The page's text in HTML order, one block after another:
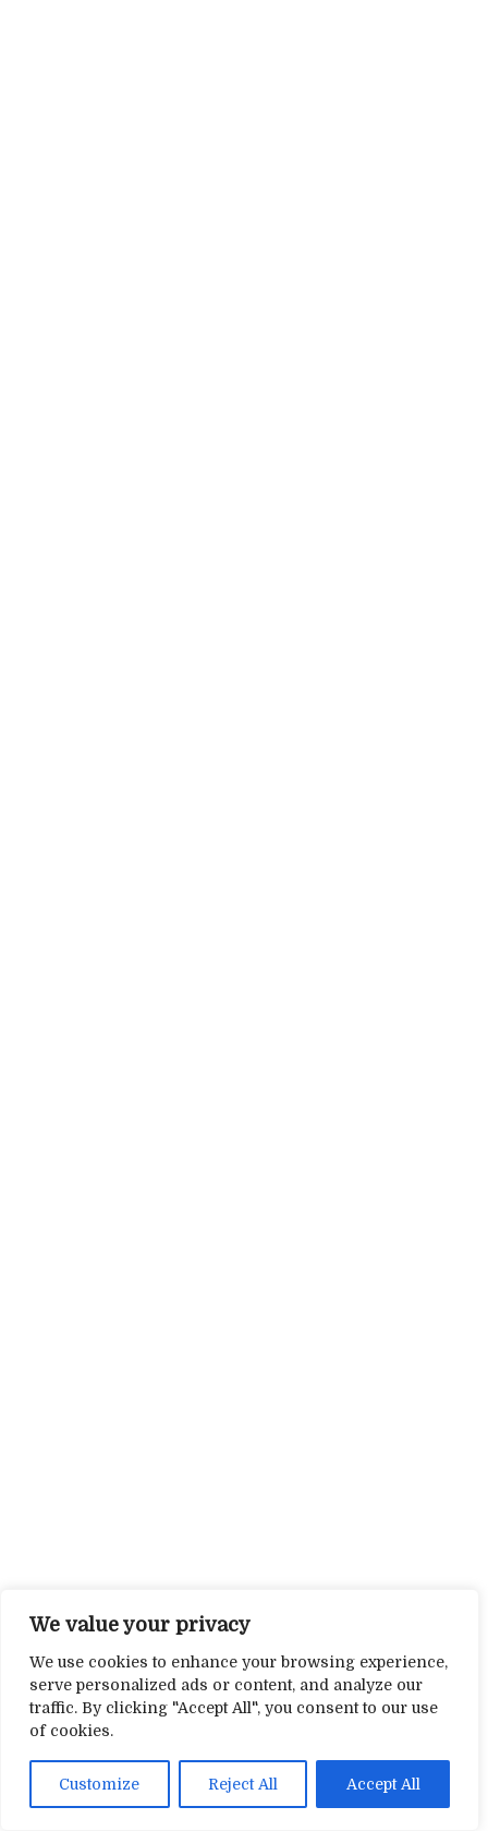
We value your privacy
We use cookies to enhance your browsing experience,
serve personalized ads or content, and analyze our
traffic. By clicking "Accept All", you consent to our use
of cookies.
Customize Reject All Accept All